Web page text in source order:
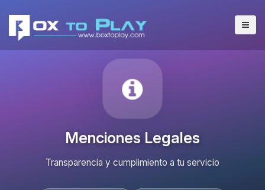
Menciones Legales
Transparencia y cumplimiento a tu servicio